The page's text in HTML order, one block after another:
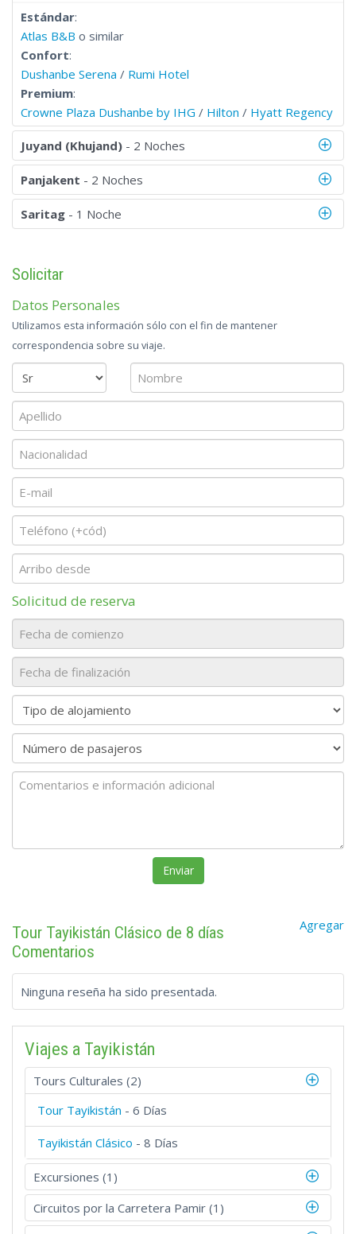
Estándar:
Atlas B&B o similar
Confort:
Dushanbe Serena / Rumi Hotel
Premium:
Crowne Plaza Dushanbe by IHG / Hilton / Hyatt Regency
Juyand (Khujand) - 2 Noches
Panjakent - 2 Noches
Saritag - 1 Noche
Solicitar
Datos Personales
Utilizamos esta información sólo con el fin de mantener
correspondencia sobre su viaje.
Solicitud de reserva
Agregar
Tour Tayikistán Clásico de 8 días
Comentarios
Ninguna reseña ha sido presentada.
Viajes a Tayikistán
Tours Culturales (2)
Tour Tayikistán - 6 Días
Tayikistán Clásico - 8 Días
Excursiones (1)
Circuitos por la Carretera Pamir (1)